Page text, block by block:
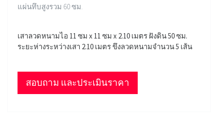
แผ่นทึบสูงรวม 60 ซม.
เสาลวดหนามไอ 11 ซม x 11 ซม x 2.10 เมตร ฝังดิน 50 ซม.
ระยะห่างระหว่างเสา 2.10 เมตร ขึงลวดหนามจำนวน 5 เส้น
สอบถาม และประเมินราคา